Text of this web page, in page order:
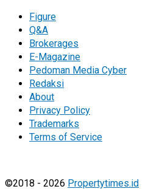
Figure
Q&A
Brokerages
E-Magazine
Pedoman Media Cyber
Redaksi
About
Privacy Policy
Trademarks
Terms of Service
©2018 - 2026 Propertytimes.id